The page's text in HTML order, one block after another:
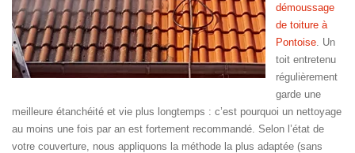
démoussage
de toiture à
Pontoise . Un
toit entretenu
régulièrement
garde une
meilleure étanchéité et vie plus longtemps : c’est pourquoi un nettoyage
au moins une fois par an est fortement recommandé. Selon l’état de
votre couverture, nous appliquons la méthode la plus adaptée (sans